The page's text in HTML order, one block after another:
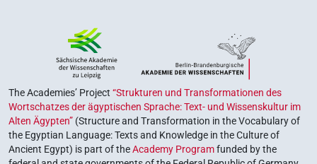
The Academies’ Project “Strukturen und Transformationen des
Wortschatzes der ägyptischen Sprache: Text- und Wissenskultur im
Alten Ägypten” (Structure and Transformation in the Vocabulary of
the Egyptian Language: Texts and Knowledge in the Culture of
Ancient Egypt) is part of theAcademy Programfunded by the